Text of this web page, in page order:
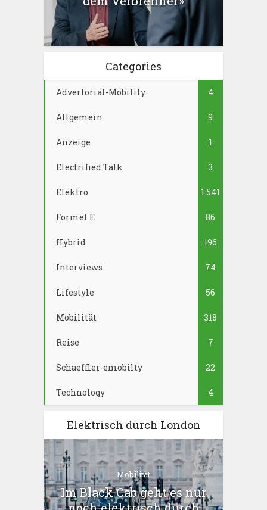
Categories
Advertorial-Mobility 4
Allgemein 9
Anzeige 1
Electrified Talk 3
Elektro 1.541
Formel E 86
Hybrid 196
Interviews 74
Lifestyle 56
Mobilität 318
Reise 7
Schaeffler-emobilty 22
Technology 4
Elektrisch durch London
Mobilität
Im Black Cab geht es nur